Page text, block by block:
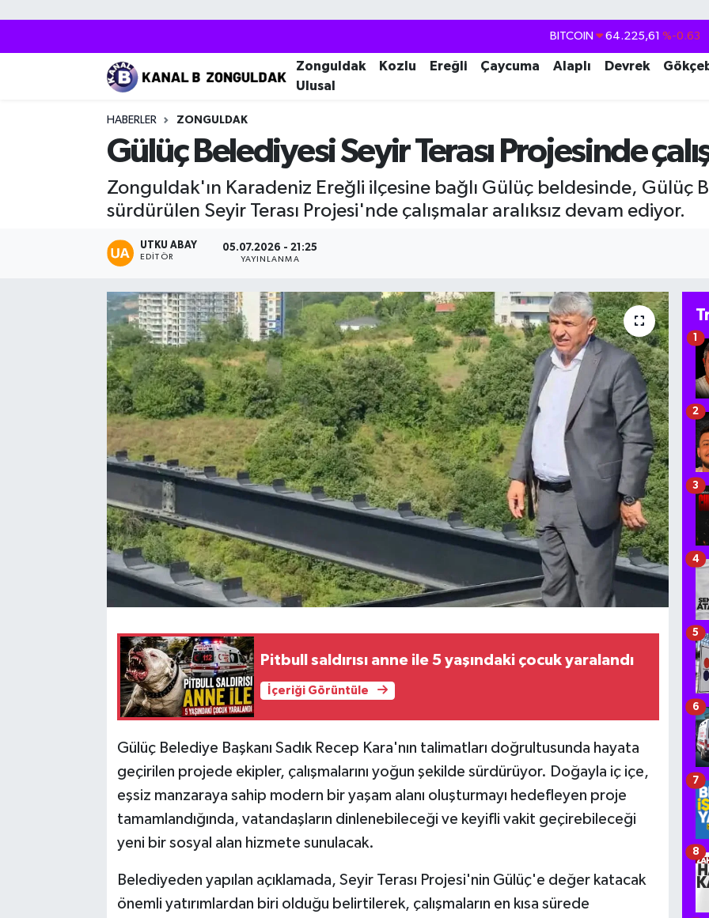
DOLAR 47,6704 %0
EURO 55,0406 %-0.08
BİST100 13.799 %70
Zonguldak Kozlu Ereğli Çaycuma Alaplı Devrek
Ulusal
HABERLER ZONGULDAK
Gülüç Belediyesi Seyir Terası Projesinde
Zonguldak'ın Karadeniz Ereğli ilçesine bağlı Gülüç beldesinde, Gülüç
sürdürülen Seyir Terası Projesi'nde çalışmalar aralıksız devam ediyor.
UTKU ABAY
EDITÖR
05.07.2026 - 21:25
YAYINLANMA
Pitbull saldırısı anne ile 5 yaşındaki çocuk yaralandı
İçeriği Görüntüle
Gülüç Belediye Başkanı Sadık Recep Kara'nın talimatları doğrultusunda hayata
geçirilen projede ekipler, çalışmalarını yoğun şekilde sürdürüyor. Doğayla iç içe,
eşsiz manzaraya sahip modern bir yaşam alanı oluşturmayı hedefleyen proje
tamamlandığında, vatandaşların dinlenebileceği ve keyifli vakit geçirebileceği
yeni bir sosyal alan hizmete sunulacak.
Belediyeden yapılan açıklamada, Seyir Terası Projesi'nin Gülüç'e değer katacak
önemli yatırımlardan biri olduğu belirtilerek, çalışmaların en kısa sürede
1
2
3
4
5
6
7
8
Gökçebey
Zonguldak Nöbetçi Eczaneler
Zonguldak Trafik Yoğunluk Haritası
Puan Durumu ve Fikstür
Tüm Manşetler
Son Dakika Haberleri
Haber Arşivi